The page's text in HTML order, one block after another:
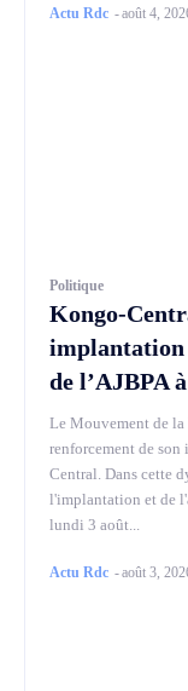
Actu Rdc -août 4,
Politique
Kongo-
implantation
de l’AJBPA
Le Mouvement de
renforcement de
Central. Dans cette
l'implantation et de
lundi 3 août...
Actu Rdc -août 3,